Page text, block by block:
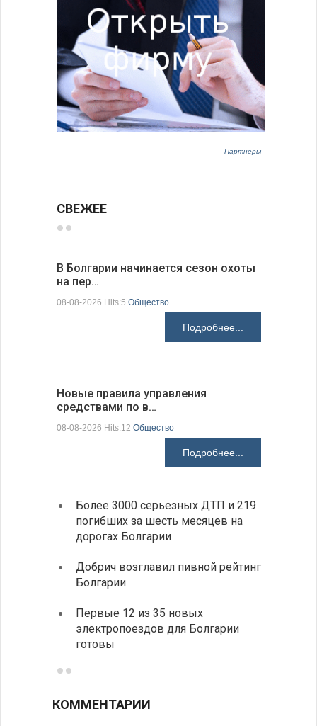
Партнёры
СВЕЖЕЕ
В Болгарии начинается сезон охоты
на пер…
08-08-2026 Hits:5 Общество
Подробнее...
Новые правила управления
средствами по в…
08-08-2026 Hits:12 Общество
Подробнее...
Более 3000 серьезных ДТП и 219
погибших за шесть месяцев на
дорогах Болгарии
Добрич возглавил пивной рейтинг
Болгарии
Первые 12 из 35 новых
электропоездов для Болгарии
готовы
КОММЕНТАРИИ